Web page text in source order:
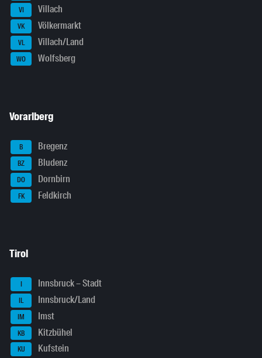
VI Villach
VK Völkermarkt
VL Villach/Land
WO Wolfsberg
Vorarlberg
B Bregenz
BZ Bludenz
DO Dornbirn
FK Feldkirch
Tirol
I Innsbruck – Stadt
IL Innsbruck/Land
IM Imst
KB Kitzbühel
KU Kufstein